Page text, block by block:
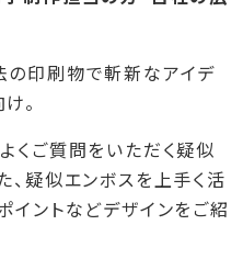
印刷物で斬新なアイデ
。
くご質問をいただく疑似
、疑似エンボスを上手く活
イントなどデザインをご紹